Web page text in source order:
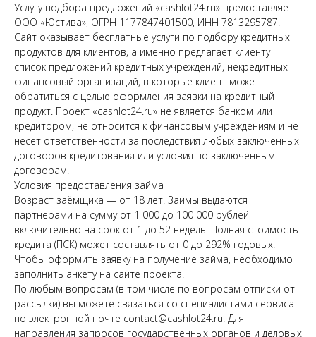
Услугу подбора предложений «cashlot24.ru» предоставляет
ООО «Юстива», ОГРН 1177847401500, ИНН 7813295787.
Сайт оказывает бесплатные услуги по подбору кредитных
продуктов для клиентов, а именно предлагает клиенту
список предложений кредитных учреждений, некредитных
финансовый организаций, в которые клиент может
обратиться с целью оформления заявки на кредитный
продукт. Проект «cashlot24.ru» не является банком или
кредитором, не относится к финансовым учреждениям и не
несёт ответственности за последствия любых заключенных
договоров кредитования или условия по заключенным
договорам.
Условия предоставления займа
Возраст заёмщика — от 18 лет. Займы выдаются
партнерами на сумму от 1 000 до 100 000 рублей
включительно на срок от 1 до 52 недель. Полная стоимость
кредита (ПСК) может составлять от 0 до 292% годовых.
Чтобы оформить заявку на получение займа, необходимо
заполнить анкету на сайте проекта.
По любым вопросам (в том числе по вопросам отписки от
рассылки) вы можете связаться со специалистами сервиса
по электронной почте contact@cashlot24.ru. Для
направления запросов государственных органов и деловых